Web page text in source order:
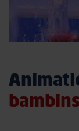
bambins